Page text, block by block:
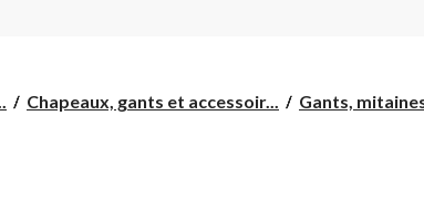
Chapeaux, gants et accessoir... Gants,